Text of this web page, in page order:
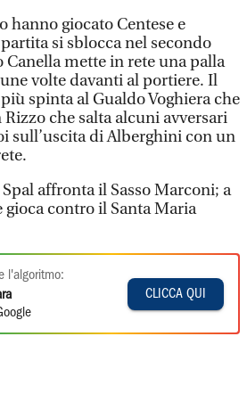
hanno giocato Centese e
si sblocca nel secondo
Canella mette in rete una palla
volte davanti al portiere. Il
spinta al Gualdo Voghiera che
che salta alcuni avversari
sull’uscita di Alberghini con un
Spal affronta il Sasso Marconi; a
gioca contro il Santa Maria
l'algoritmo:
CLICCA QUI